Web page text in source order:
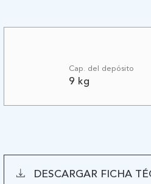
Cap. del depósito
9 kg
DESCARGAR FICHA